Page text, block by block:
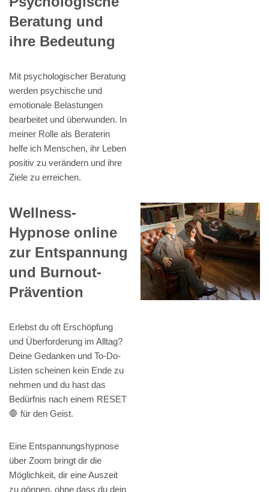
Beratung und
ihre Bedeutung
Mit psychologischer Beratung
werden psychische und
emotionale Belastungen
bearbeitet und überwunden. In
meiner Rolle als Beraterin
helfe ich Menschen, ihr Leben
positiv zu verändern und ihre
Ziele zu erreichen.
Wellness-
Hypnose online
zur Entspannung
und Burnout-
Prävention
Erlebst du oft Erschöpfung
und Überforderung im Alltag?
Deine Gedanken und To-Do-
Listen scheinen kein Ende zu
nehmen und du hast das
Bedürfnis nach einem RESET
🛑 für den Geist.
Eine Entspannungshypnose
über Zoom bringt dir die
Möglichkeit, dir eine Auszeit
zu gönnen, ohne dass du dein